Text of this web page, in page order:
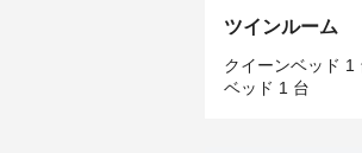
shortcuts
changing
dates.
ツインルーム
クイーンベッド 1
ベッド 1 台